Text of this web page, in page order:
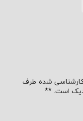
کارشناسی شده طرف
است. **